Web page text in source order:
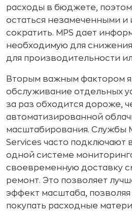
расходы в бюджете,
остаться незамеченными и
сократить. MPS дает
необходимую для
для производительности
Вторым важным фактором
обслуживание отдельных
за раз обходится дороже,
автоматизированной
масштабирования. Службы
Services часто подключают
одной системе
своевременную доставку
ремонт. Это позволяет
эффект масштаба,
покупать расходные